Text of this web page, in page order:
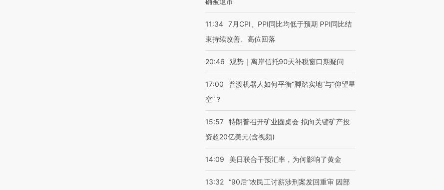
11:34 7月CPI、PPI同比均低于预期 PPI同比结
束持续改善、高位回落
20:46 观势｜离岸信托90天补税窗口期疑问
17:00
普渡机器人如何平衡“脚踏实地”与“仰望星
空”？
15:57 特朗普召开矿业圆桌会 拟向关键矿产投
资超20亿美元(含视频)
14:09 美日联合干预汇率，为何影响了黄金
13:32 “90后”农民工讨薪涉刑案发回重审 因部